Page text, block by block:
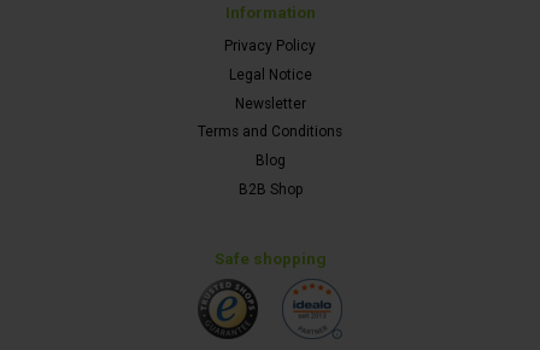
Information
Privacy Policy
Legal Notice
Newsletter
Terms and Conditions
Blog
B2B Shop
Safe shopping